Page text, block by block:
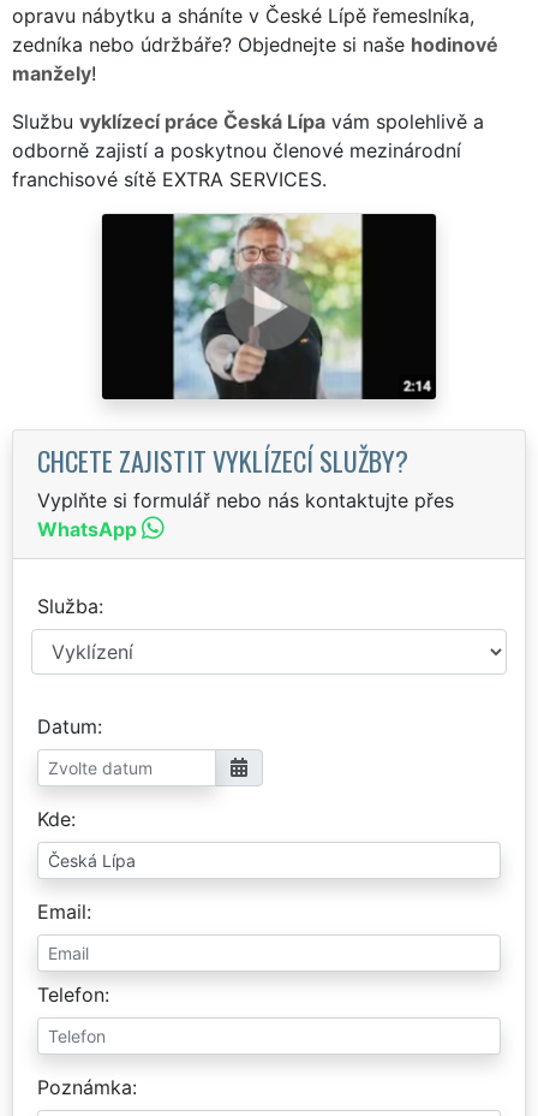
opravu nábytku a sháníte v České Lípě řemeslníka,
zedníka nebo údržbáře? Objednejte si naše hodinové
manžely!
Službu vyklízecí práce Česká Lípa vám spolehlivě a
odborně zajistí a poskytnou členové mezinárodní
franchisové sítě EXTRA SERVICES.
CHCETE ZAJISTIT VYKLÍZECÍ SLUŽBY?
Vyplňte si formulář nebo nás kontaktujte přes
WhatsApp
Služba
Datum
Kde
Email
Telefon
Poznámka